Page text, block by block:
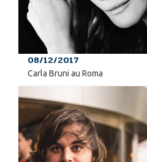
08/12/2017
Carla Bruni au Roma